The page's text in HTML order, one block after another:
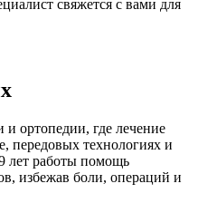
свяжется с вами для
ортопедии, где лечение
передовых технологиях и
лет работы помощь
избежав боли, операций и